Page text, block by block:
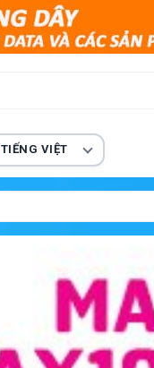
TIẾNG VIỆT